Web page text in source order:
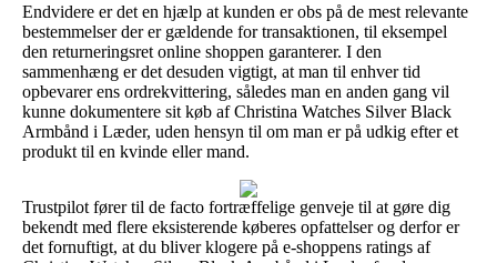
Endvidere er det en hjælp at kunden er obs på de mest relevante
bestemmelser der er gældende for transaktionen, til eksempel
den returneringsret online shoppen garanterer. I den
sammenhæng er det desuden vigtigt, at man til enhver tid
opbevarer ens ordrekvittering, således man en anden gang vil
kunne dokumentere sit køb af Christina Watches Silver Black
Armbånd i Læder, uden hensyn til om man er på udkig efter et
produkt til en kvinde eller mand.
Trustpilot fører til de facto fortræffelige genveje til at gøre dig
bekendt med flere eksisterende køberes opfattelser og derfor er
det fornuftigt, at du bliver klogere på e-shoppens ratings af